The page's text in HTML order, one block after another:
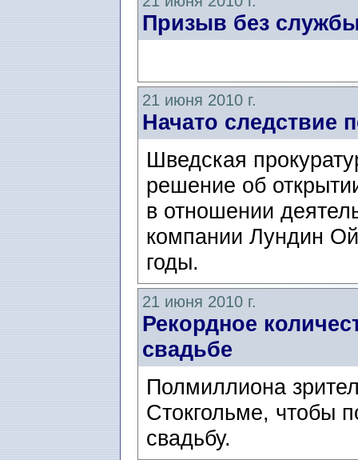
Призыв без
21 июня 2010 г.
Начато следствие
Шведская
решение об
в отношении
компании Лундин
годы.
21 июня 2010 г.
Рекордное
свадьбе
Полмиллиона
Стокгольме, чтобы
свадьбу.